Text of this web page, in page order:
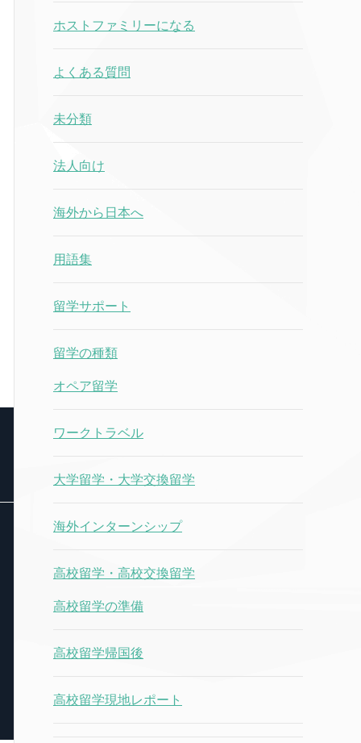
ホストファミリーになる
よくある質問
未分類
法人向け
海外から日本へ
用語集
留学サポート
留学の種類
オペア留学
ワークトラベル
大学留学・大学交換留学
海外インターンシップ
高校留学・高校交換留学
高校留学の準備
高校留学帰国後
高校留学現地レポート